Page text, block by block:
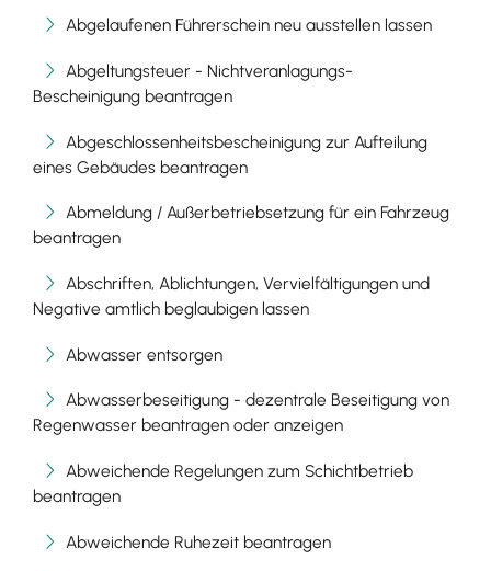
Abgelaufenen Führerschein neu ausstellen lassen
Abgeltungsteuer - Nichtveranlagungs-
Bescheinigung beantragen
Abgeschlossenheitsbescheinigung zur Aufteilung
eines Gebäudes beantragen
Abmeldung / Außerbetriebsetzung für ein Fahrzeug
beantragen
Abschriften, Ablichtungen, Vervielfältigungen und
Negative amtlich beglaubigen lassen
Abwasser entsorgen
Abwasserbeseitigung - dezentrale Beseitigung von
Regenwasser beantragen oder anzeigen
Abweichende Regelungen zum Schichtbetrieb
beantragen
Abweichende Ruhezeit beantragen